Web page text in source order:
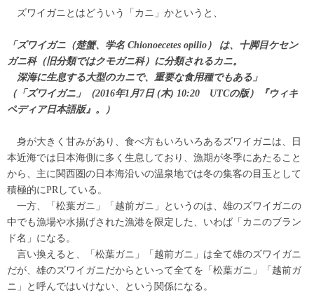
ズワイガニとはどういう「カニ」かというと、
「ズワイガニ（楚蟹、学名 Chionoecetes opilio） は、十脚目ケセン
ガニ科（旧分類ではクモガニ科）に分類されるカニ。
深海に生息する大型のカニで、重要な食用種でもある」
（「ズワイガニ」（2016年1月7日 (木) 10:20 UTCの版）『ウィキ
ペディア日本語版』。）
身が大きく甘みがあり、食べ方もいろいろあるズワイガニは、日
本近海では日本海側に多く生息しており、漁期が冬季にあたること
から、主に関西圏の日本海沿いの温泉地では冬の集客の目玉として
積極的にPRしている。
一方、「松葉ガニ」「越前ガニ」というのは、雄のズワイガニの
中でも漁場や水揚げされた漁港を限定した、いわば「カニのブラン
ド名」になる。
言い換えると、「松葉ガニ」「越前ガニ」は全て雄のズワイガニ
だが、雄のズワイガニだからといって全てを「松葉ガニ」「越前ガ
ニ」と呼んではいけない、という関係になる。